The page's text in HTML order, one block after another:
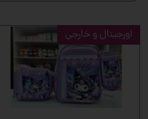
اورجینال و خارجی